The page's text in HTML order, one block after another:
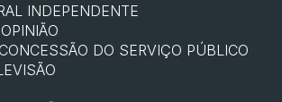
INDEPENDENTE
DO SERVIÇO PÚBLICO